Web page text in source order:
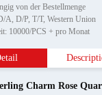
von der Bestellmenge
A, D/P, T/T, Western Union
10000/PCS + pro Monat
Charm Rose